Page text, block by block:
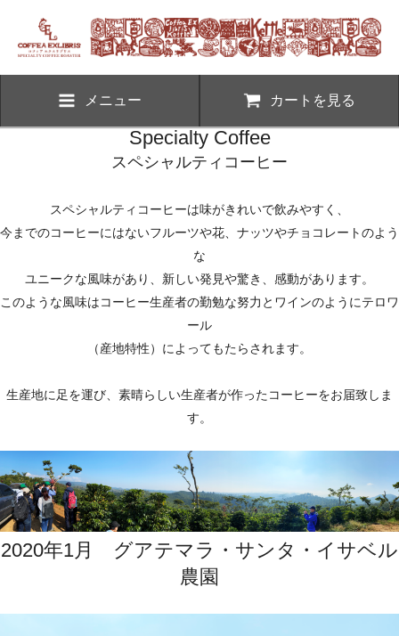
メニュー カートを見る
Specialty Coffee
スペシャルティコーヒー
スペシャルティコーヒーは味がきれいで飲みやすく、
今までのコーヒーにはないフルーツや花、ナッツやチョコレートのよう
な
ユニークな風味があり、新しい発見や驚き、感動があります。
このような風味はコーヒー生産者の勤勉な努力とワインのようにテロワ
ール
（産地特性）によってもたらされます。
生産地に足を運び、素晴らしい生産者が作ったコーヒーをお届致しま
す。
2020年1月 グアテマラ・サンタ・イサベル
農園